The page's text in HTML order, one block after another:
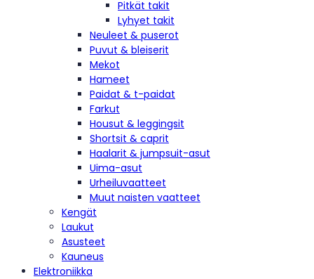
Pitkät takit
Lyhyet takit
Neuleet & puserot
Puvut & bleiserit
Mekot
Hameet
Paidat & t-paidat
Farkut
Housut & leggingsit
Shortsit & caprit
Haalarit & jumpsuit-asut
Uima-asut
Urheiluvaatteet
Muut naisten vaatteet
Kengät
Laukut
Asusteet
Kauneus
Elektroniikka